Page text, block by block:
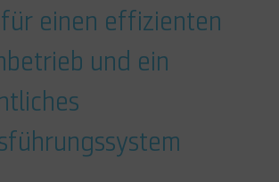
einen effizienten
und ein